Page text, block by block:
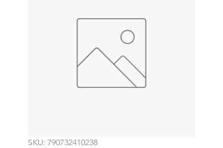
SKU: 790732410238